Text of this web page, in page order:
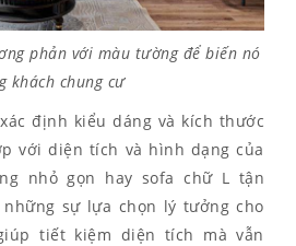
phản với màu tường để biến nó
khách chung cư
định kiểu dáng và kích thước
với diện tích và hình dạng của
nhỏ gọn hay sofa chữ L tận
sự lựa chọn lý tưởng cho
tiết kiệm diện tích mà vẫn